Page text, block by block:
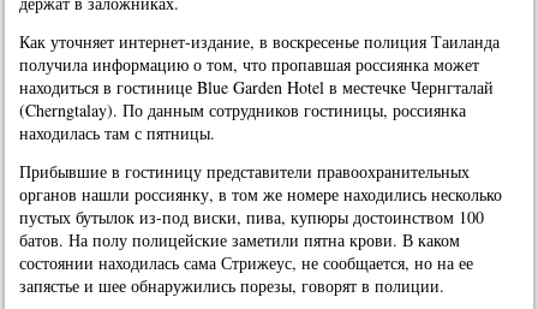
Как уточняет интернет-издание, в воскресенье полиция Таиланда
получила информацию о том, что пропавшая россиянка может
находиться в гостинице Blue Garden Hotel в местечке Чернгталай
(Cherngtalay). По данным сотрудников гостиницы, россиянка
находилась там с пятницы.
Прибывшие в гостиницу представители правоохранительных
органов нашли россиянку, в том же номере находились несколько
пустых бутылок из-под виски, пива, купюры достоинством 100
батов. На полу полицейские заметили пятна крови. В каком
состоянии находилась сама Стрижеус, не сообщается, но на ее
запястье и шее обнаружились порезы, говорят в полиции.